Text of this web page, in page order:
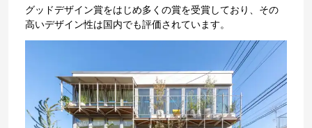
グッドデザイン賞をはじめ多くの賞を受賞しており、その
高いデザイン性は国内でも評価されています。